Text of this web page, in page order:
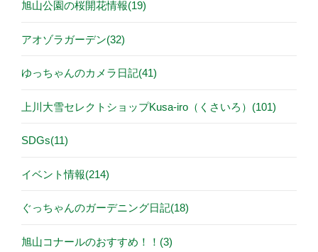
旭山公園の桜開花情報(19)
アオゾラガーデン(32)
ゆっちゃんのカメラ日記(41)
上川大雪セレクトショップKusa-iro（くさいろ）(101)
SDGs(11)
イベント情報(214)
ぐっちゃんのガーデニング日記(18)
旭山コナールのおすすめ！！(3)